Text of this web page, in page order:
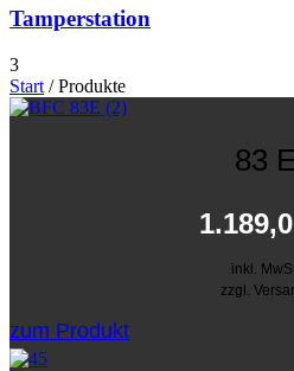
Tamperstation
3
Start / Produkte
83 E
inkl.
zzgl.
zum Produkt